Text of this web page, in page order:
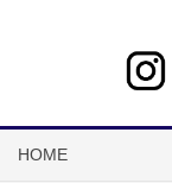
HOME